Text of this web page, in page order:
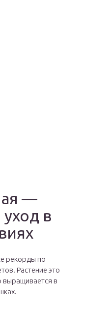
—
в
рекорды по
Растение это
выращивается в